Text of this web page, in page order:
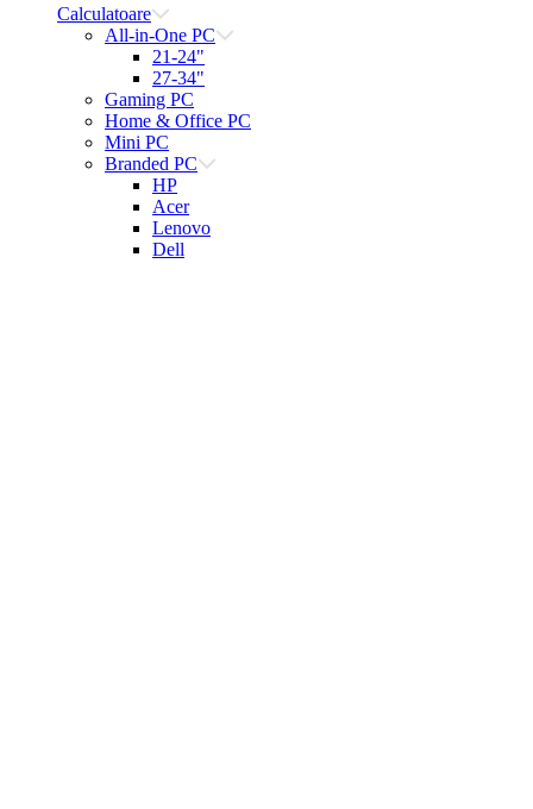
Calculatoare
All-in-One PC
21-24"
27-34"
Gaming PC
Home & Office PC
Mini PC
Branded PC
HP
Acer
Lenovo
Dell